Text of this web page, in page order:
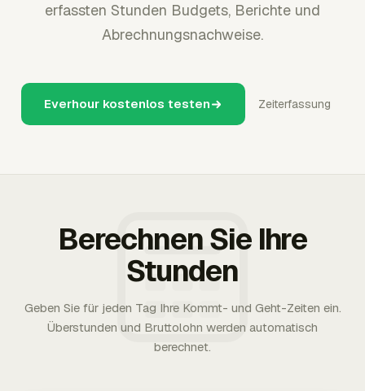
erfassten Stunden Budgets, Berichte und
Abrechnungsnachweise.
Everhour kostenlos testen Zeiterfassung
Berechnen Sie Ihre
Stunden
Geben Sie für jeden Tag Ihre Kommt- und Geht-Zeiten ein.
Überstunden und Bruttolohn werden automatisch
berechnet.